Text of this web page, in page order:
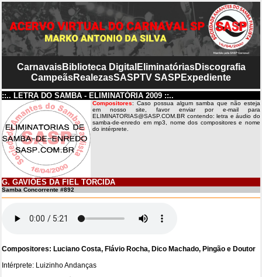
CarnavaisBiblioteca Digital EliminatóriasDiscografia
CampeãsRealezasSASPTV SASP Expediente
::.. LETRA DO SAMBA - ELIMINATÓRIA 2009 ::..
Compositores: Caso possua algum samba que não esteja
em nosso site, favor enviar por e-mail para
ELIMINATORIAS@SASP.COM.BR contendo: letra e áudio do
samba-de-enredo em mp3, nome dos compositores e nome
do intérprete.
G. GAVIÕES DA FIEL TORCIDA
Samba Concorrente #892
Compositores: Luciano Costa, Flávio Rocha, Dico Machado, Pingão e Doutor
Intérprete: Luizinho Andanças